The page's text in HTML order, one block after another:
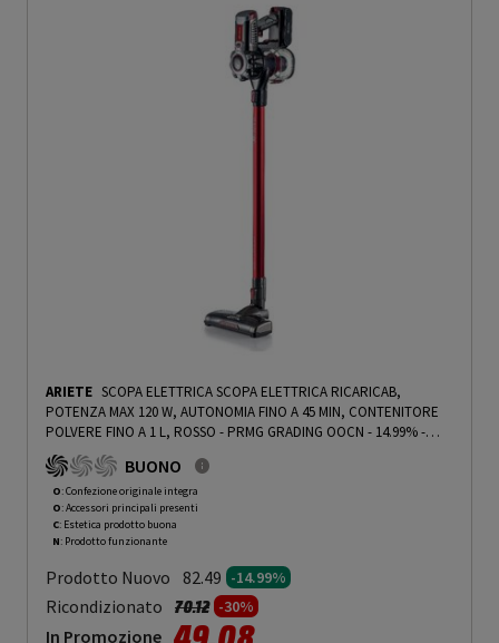
ARIETE SCOPA ELETTRICA SCOPA ELETTRICA RICARICAB,
POTENZA MAX 120 W, AUTONOMIA FINO A 45 MIN, CONTENITORE
POLVERE FINO A 1 L, ROSSO - PRMG GRADING OOCN - 14.99%-
PRMG GRADING OOCN
BUONO
O: Confezione originale integra
O: Accessori principali presenti
C: Estetica prodotto buona
N: Prodotto funzionante
Prodotto Nuovo 82.49 -14.99%
Ricondizionato Prezzo ridotto da
70.12a-30%
In Promozione